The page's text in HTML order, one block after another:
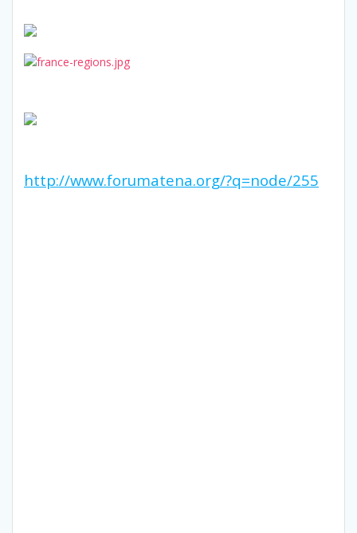
http://www.forumatena.org/?q=node/255